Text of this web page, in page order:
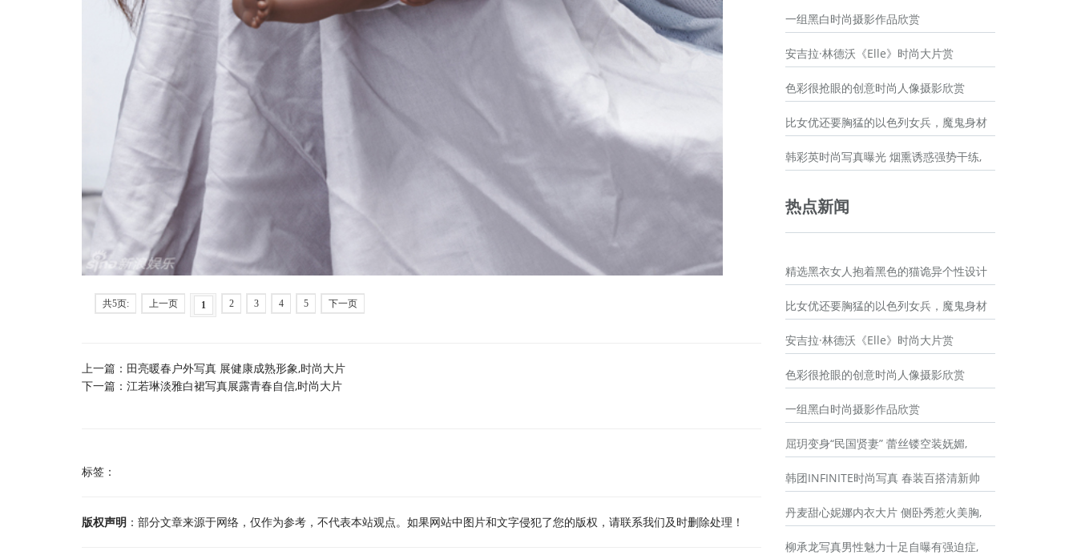
共5页: 上一页 1 2 3 4 5 下一页
上一篇： 田亮暖春户外写真 展健康成熟形象,时尚大片
下一篇： 江若琳淡雅白裙写真展露青春自信,时尚大片
标签：
版权声明 ：部分文章来源于网络，仅作为参考，不代表本站观点。如果网站中图片和文字侵犯了您的版权，请联系我们及时删除处理！
一组黑白时尚摄影作品欣赏
安吉拉·林德沃《Elle》时尚大片赏
色彩很抢眼的创意时尚人像摄影欣赏
比女优还要胸猛的以色列女兵，魔鬼身材
韩彩英时尚写真曝光 烟熏诱惑强势干练,
热点新闻
精选黑衣女人抱着黑色的猫诡异个性设计
比女优还要胸猛的以色列女兵，魔鬼身材
安吉拉·林德沃《Elle》时尚大片赏
色彩很抢眼的创意时尚人像摄影欣赏
一组黑白时尚摄影作品欣赏
屈玥变身“民国贤妻” 蕾丝镂空装妩媚,
韩团INFINITE时尚写真 春装百搭清新帅
丹麦甜心妮娜内衣大片 侧卧秀惹火美胸,
柳承龙写真男性魅力十足自曝有强迫症,